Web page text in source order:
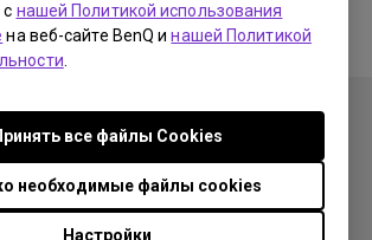
нашей Политикой использования
на веб-сайте BenQ инашей Политикой
Настройки
необходимые файлы cookies
все файлы Сookies